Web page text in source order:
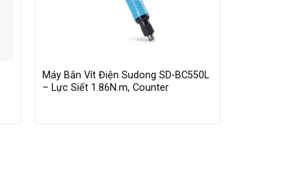
Máy Bắn Vít Điện Sudong SD-BC550L
– Lực Siết 1.86N.m, Counter